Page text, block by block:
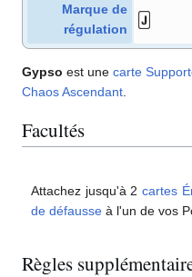
Marque de
régulation
Gypso est une carte
Chaos Ascendant
Facultés
Attachez jusqu'à 2cartes
de défausse à l'un de vos
Règles